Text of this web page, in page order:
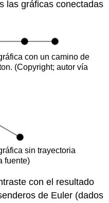
las gráficas conectadas
con un camino de
(Copyright; autor vía
sin trayectoria
fuente)
con el resultado
de Euler (dados